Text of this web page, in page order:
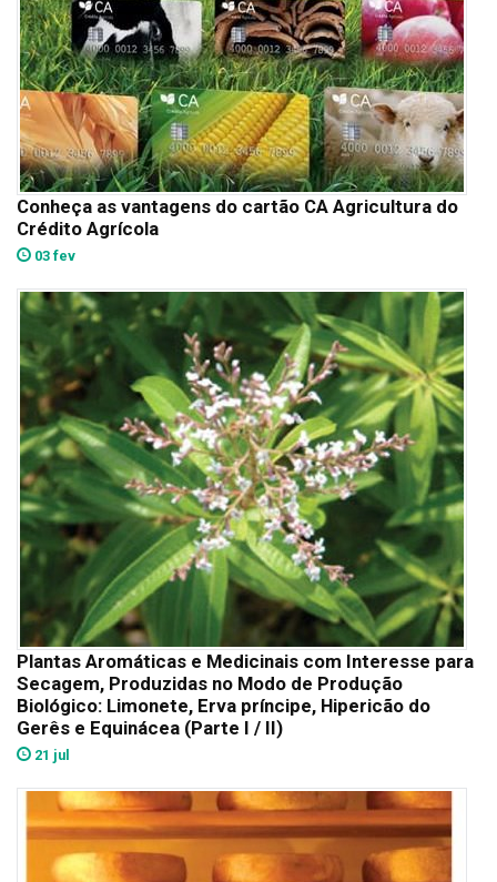
Conheça as vantagens do cartão CA Agricultura do
Crédito Agrícola
03 fev
Plantas Aromáticas e Medicinais com Interesse para
Secagem, Produzidas no Modo de Produção
Biológico: Limonete, Erva príncipe, Hipericão do
Gerês e Equinácea (Parte I / II)
21 jul